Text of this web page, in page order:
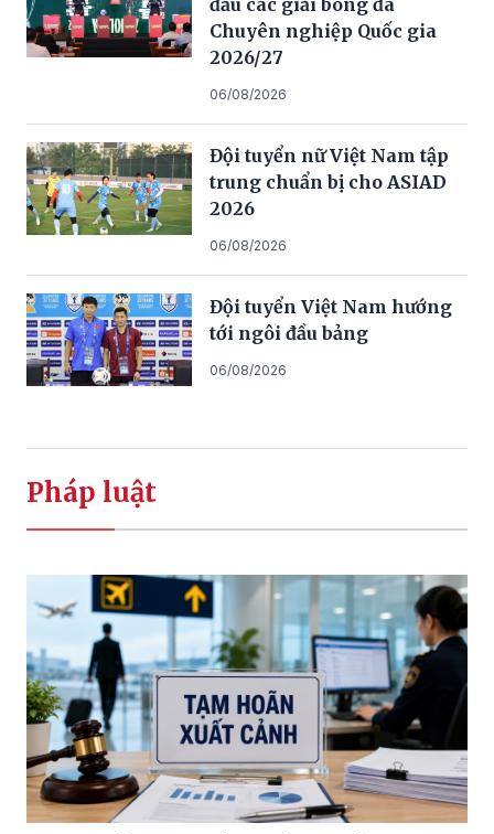
Chuyên nghiệp Quốc gia
2026/27
06/08/2026
Đội tuyển nữ Việt Nam tập
trung chuẩn bị cho ASIAD
2026
06/08/2026
Đội tuyển Việt Nam hướng
tới ngôi đầu bảng
06/08/2026
Pháp luật